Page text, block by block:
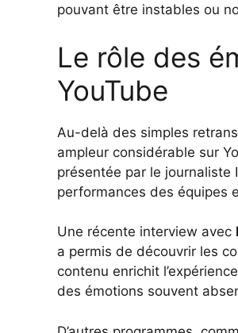
pouvant être instables ou
Le rôle des
YouTube
Au-delà des simples
ampleur considérable sur
présentée par le
performances des équipes
Une récente interview avec
a permis de découvrir les
contenu enrichit
des émotions souvent